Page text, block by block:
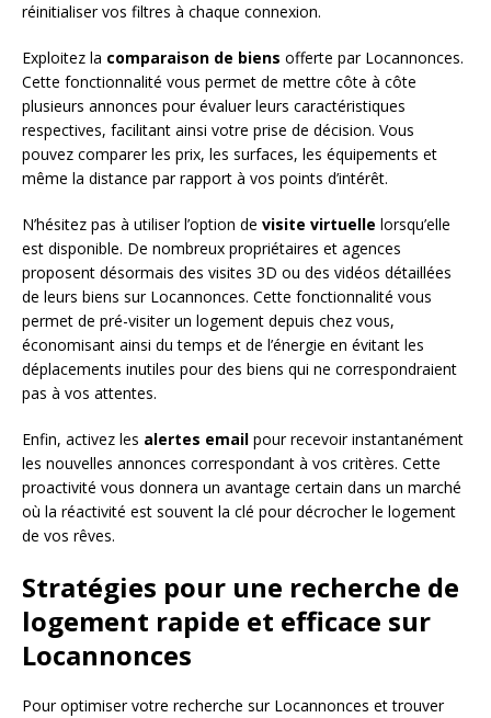
réinitialiser vos filtres à chaque connexion.
Exploitez la comparaison de biens offerte par Locannonces.
Cette fonctionnalité vous permet de mettre côte à côte
plusieurs annonces pour évaluer leurs caractéristiques
respectives, facilitant ainsi votre prise de décision. Vous
pouvez comparer les prix, les surfaces, les équipements et
même la distance par rapport à vos points d’intérêt.
N’hésitez pas à utiliser l’option de visite virtuelle lorsqu’elle
est disponible. De nombreux propriétaires et agences
proposent désormais des visites 3D ou des vidéos détaillées
de leurs biens sur Locannonces. Cette fonctionnalité vous
permet de pré-visiter un logement depuis chez vous,
économisant ainsi du temps et de l’énergie en évitant les
déplacements inutiles pour des biens qui ne correspondraient
pas à vos attentes.
Enfin, activez les alertes email pour recevoir instantanément
les nouvelles annonces correspondant à vos critères. Cette
proactivité vous donnera un avantage certain dans un marché
où la réactivité est souvent la clé pour décrocher le logement
de vos rêves.
Stratégies pour une recherche de
logement rapide et efficace sur
Locannonces
Pour optimiser votre recherche sur Locannonces et trouver